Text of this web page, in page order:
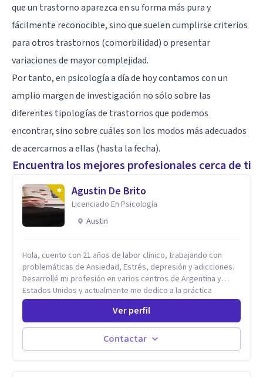
que un trastorno aparezca en su forma más pura y
fácilmente reconocible, sino que suelen cumplirse criterios
para otros trastornos (comorbilidad) o presentar
variaciones de mayor complejidad.
Por tanto, en psicología a día de hoy contamos con un
amplio margen de investigación no sólo sobre las
diferentes tipologías de trastornos que podemos
encontrar, sino sobre cuáles son los modos más adecuados
de acercarnos a ellas (hasta la fecha).
Encuentra los mejores profesionales cerca de ti
Agustin De Brito
Licenciado En Psicología
Austin
Hola, cuento con 21 años de labor clínico, trabajando con
problemáticas de Ansiedad, Estrés, depresión y adicciones.
Desarrollé mi profesión en varios centros de Argentina y
Estados Unidos y actualmente me dedico a la práctica
privada. Utilizo terapias cognitivas conductuales basadas en
evidencia científica con comprobados resultados. Los
objetivos terapéuticos están centrados en brindar
herramientas concretas para el cambio, que permitan
desarrollar nuevas habilidades y estrategias basadas en la
Ver perfil
Contactar